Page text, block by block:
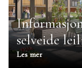
selveide
Les mer